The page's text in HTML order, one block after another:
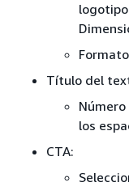
Título del
los
CTA: